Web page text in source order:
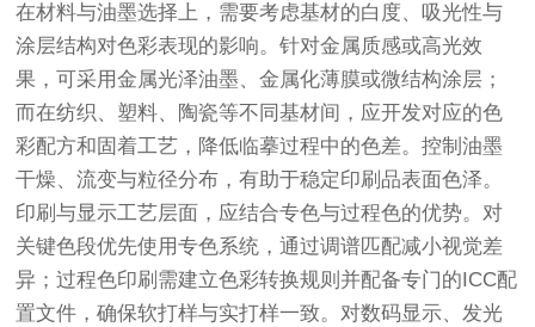
在材料与油墨选择上，需要考虑基材的白度、吸光性与
涂层结构对色彩表现的影响。针对金属质感或高光效
果，可采用金属光泽油墨、金属化薄膜或微结构涂层；
而在纺织、塑料、陶瓷等不同基材间，应开发对应的色
彩配方和固着工艺，降低临摹过程中的色差。控制油墨
干燥、流变与粒径分布，有助于稳定印刷品表面色泽。
印刷与显示工艺层面，应结合专色与过程色的优势。对
关键色段优先使用专色系统，通过调谱匹配减小视觉差
异；过程色印刷需建立色彩转换规则并配备专门的ICC配
置文件，确保软打样与实打样一致。对数码显示、发光